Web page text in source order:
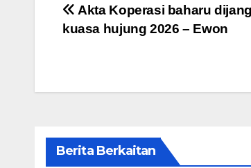
Post
navigation
Akta Koperasi baharu
kuasa hujung 2026 – Ewon
Berita Berkaitan